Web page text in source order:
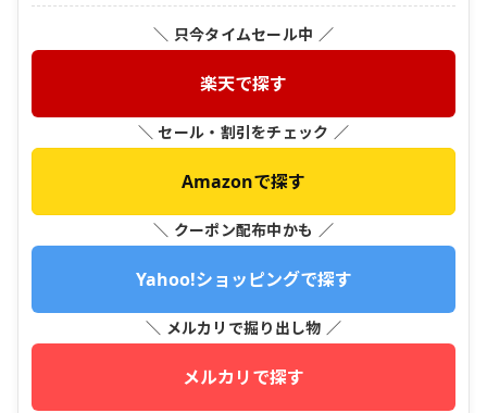
＼ 只今タイムセール中 ／
楽天で探す
＼ セール・割引をチェック ／
Amazonで探す
＼ クーポン配布中かも ／
Yahoo!ショッピングで探す
＼ メルカリで掘り出し物 ／
メルカリで探す